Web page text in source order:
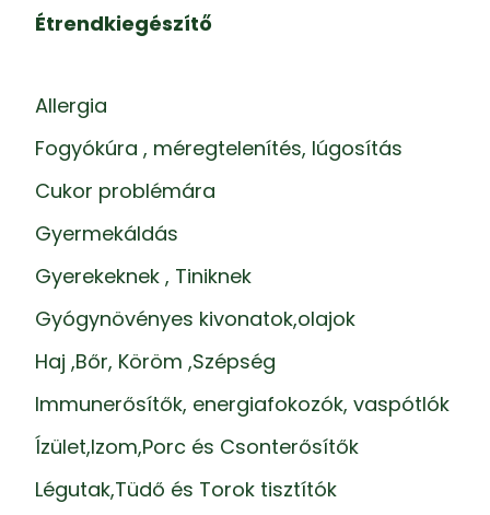
Étrendkiegészítő
Allergia
Fogyókúra , méregtelenítés, lúgosítás
Cukor problémára
Gyermekáldás
Gyerekeknek , Tiniknek
Gyógynövényes kivonatok,olajok
Haj ,Bőr, Köröm ,Szépség
Immunerősítők, energiafokozók, vaspótlók
Ízület,Izom,Porc és Csonterősítők
Légutak,Tüdő és Torok tisztítók